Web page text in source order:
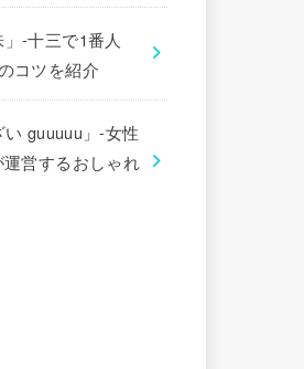
-十三で1番人
コツを紹介
い guuuuu」-女性
営するおしゃれ